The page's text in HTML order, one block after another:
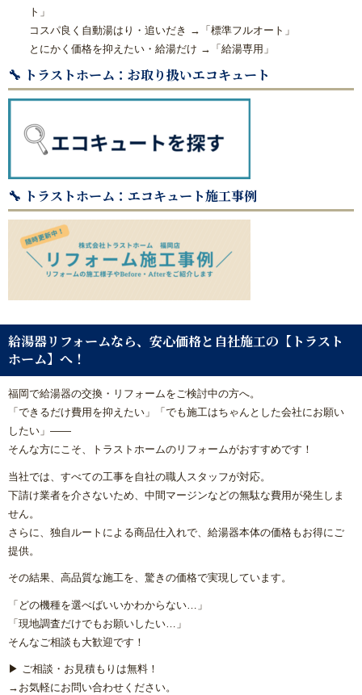
ト」
コスパ良く自動湯はり・追いだき →「標準フルオート」
とにかく価格を抑えたい・給湯だけ →「給湯専用」
🔧 トラストホーム：お取り扱いエコキュート
🔧 トラストホーム：エコキュート施工事例
給湯器リフォームなら、安心価格と自社施工の【トラスト
ホーム】へ！
福岡で給湯器の交換・リフォームをご検討中の方へ。
「できるだけ費用を抑えたい」「でも施工はちゃんとした会社にお願い
したい」——
そんな方にこそ、トラストホームのリフォームがおすすめです！
当社では、すべての工事を自社の職人スタッフが対応。
下請け業者を介さないため、中間マージンなどの無駄な費用が発生しま
せん。
さらに、独自ルートによる商品仕入れで、給湯器本体の価格もお得にご
提供。
その結果、高品質な施工を、驚きの価格で実現しています。
「どの機種を選べばいいかわからない…」
「現地調査だけでもお願いしたい…」
そんなご相談も大歓迎です！
▶ ご相談・お見積もりは無料！
→お気軽にお問い合わせください。